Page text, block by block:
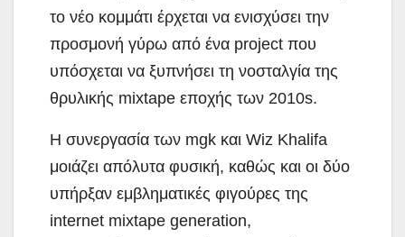
το νέο κομμάτι έρχεται να ενισχύσει την
προσμονή γύρω από ένα project που
υπόσχεται να ξυπνήσει τη νοσταλγία της
θρυλικής mixtape εποχής των 2010s.
Η συνεργασία των mgk και Wiz Khalifa
μοιάζει απόλυτα φυσική, καθώς και οι δύο
υπήρξαν εμβληματικές φιγούρες της
internet mixtape generation,